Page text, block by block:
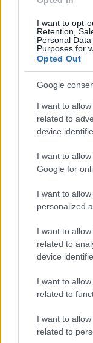
I want to opt-
Retention,
Personal
Purposes for
Opted Out
Google
I want to
related to
device
I want to
Google for
I want to
personalized
I want to
related to
device
I want to
related to
I want to
related to
Fix